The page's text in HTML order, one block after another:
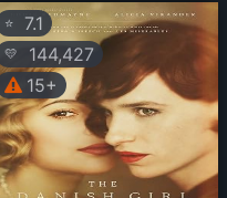
⭐ 7.1
💛
144,427
15+